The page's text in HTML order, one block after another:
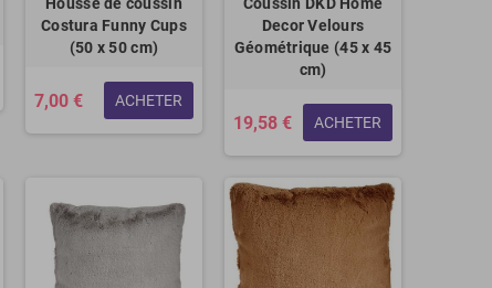
Costura Funny Cups
(50 x 50 cm)
7,00 € ACHETER
Decor Velours
Géométrique (45 x 45
cm)
19,58 € ACHETER